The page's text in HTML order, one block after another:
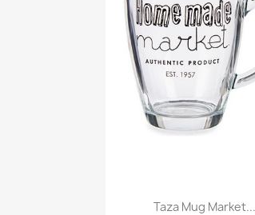
Taza Mug Market...